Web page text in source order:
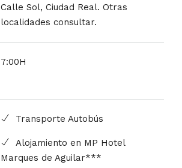
Calle Sol, Ciudad Real. Otras
localidades consultar.
7:00H
Transporte Autobús
Alojamiento en MP Hotel
Marques de Aguilar***